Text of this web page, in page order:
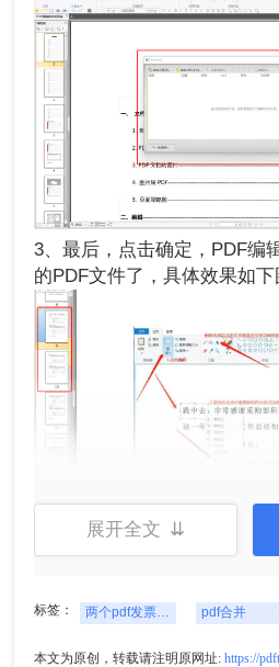
3、最后，点击确定，PDF编
的PDF文件了，具体效果如下
这种方法的好处是可以保留
局，合并后的文件质量较高
印、裁剪页面等，可以根据需
展开全文 ⇊
标签： 两个pdf发票怎么合并成一个里面 pdf合并
本文为原创，转载请注明原网址: https://